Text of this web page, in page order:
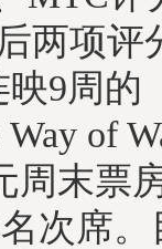
两项评
周的
of
周末票
次席